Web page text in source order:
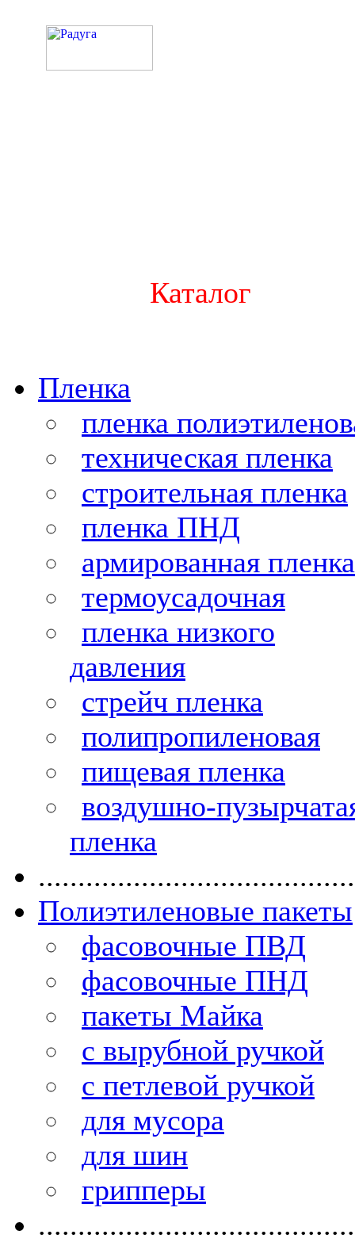
Каталог
Пленка
пленка
техническая пленка
строительная пленка
пленка ПНД
армированная пленка
термоусадочная
пленка низкого
давления
стрейч пленка
полипропиленовая
пищевая пленка
воздушно-
пленка
Полиэтиленовые пакеты
фасовочные ПВД
фасовочные ПНД
пакеты Майка
с вырубной ручкой
с петлевой ручкой
для мусора
для шин
грипперы